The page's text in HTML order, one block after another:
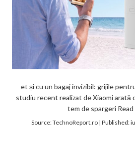
et și cu un bagaj invizibil: grijile
studiu recent realizat de Xiaomi arată
tem de spargeri Read
Source:TechnoReport.ro| Published: